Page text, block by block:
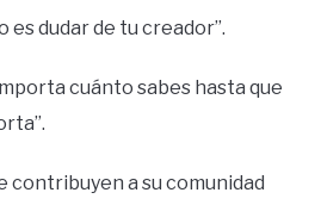
es dudar de tu creador”.
cuánto sabes hasta que
contribuyen a su comunidad